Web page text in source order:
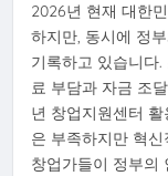
2026년 현재 대한
하지만, 동시에 정
기록하고 있습니다
료 부담과 자금 조
년 창업지원센터
은 부족하지만 혁
창업가들이 정부의